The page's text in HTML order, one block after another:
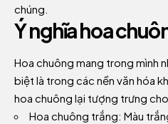
chúng.
Ý nghĩa hoa
Hoa chuông mang trong mình
biệt là trong các nền văn hóa
hoa chuông lại tượng trưng
Hoa chuông trắng: Màu